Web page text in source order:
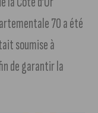
70 a été
soumise à
de garantir la